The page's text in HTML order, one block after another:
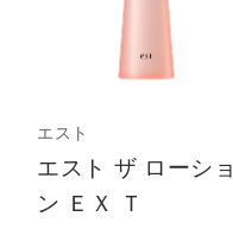
エスト
エスト ザ ローショ
ン ＥＸ Ｔ